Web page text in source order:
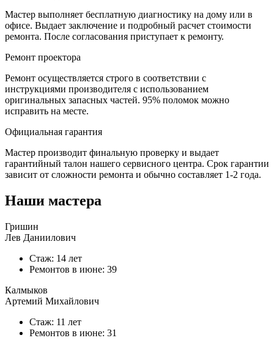
Мастер выполняет бесплатную диагностику на дому или в
офисе. Выдает заключение и подробный расчет стоимости
ремонта. После согласования приступает к ремонту.
Ремонт проектора
Ремонт осуществляется строго в соответствии с
инструкциями производителя с использованием
оригинальных запасных частей. 95% поломок можно
исправить на месте.
Официальная гарантия
Мастер производит финальную проверку и выдает
гарантийный талон нашего сервисного центра. Срок гарантии
зависит от сложности ремонта и обычно составляет 1-2 года.
Наши мастера
Гришин
Лев Даниилович
Стаж: 14 лет
Ремонтов в июне: 39
Калмыков
Артемий Михайлович
Стаж: 11 лет
Ремонтов в июне: 31